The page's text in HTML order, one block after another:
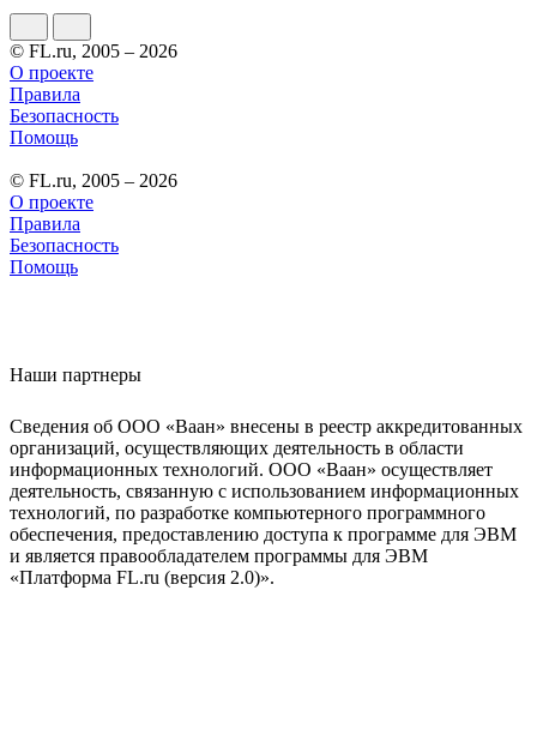
© FL.ru, 2005 – 2026
О проекте
Правила
Безопасность
Помощь
© FL.ru, 2005 – 2026
О проекте
Правила
Безопасность
Помощь
Наши партнеры
Сведения об ООО «Ваан» внесены в реестр аккредитованных
организаций, осуществляющих деятельность в области
информационных технологий. ООО «Ваан» осуществляет
деятельность, связанную с использованием информационных
технологий, по разработке компьютерного программного
обеспечения, предоставлению доступа к программе для ЭВМ
и является правообладателем программы для ЭВМ
«Платформа FL.ru (версия 2.0)».